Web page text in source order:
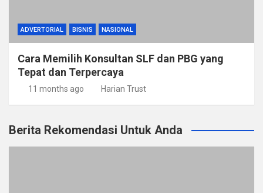
ADVERTORIAL BISNIS NASIONAL
Cara Memilih Konsultan SLF dan PBG yang
Tepat dan Terpercaya
11 months ago Harian Trust
Berita Rekomendasi Untuk Anda